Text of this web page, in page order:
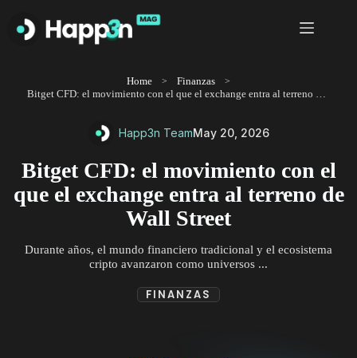
contenido
Home
Finanzas
Bitget CFD: el movimiento con el que el exchange entra al terreno de Wall Street
Happ3n TeamMay 20, 2026
Bitget CFD: el movimiento con el
que el exchange entra al terreno de
Wall Street
Durante años, el mundo financiero tradicional y el ecosistema
cripto avanzaron como universos ...
FINANZAS